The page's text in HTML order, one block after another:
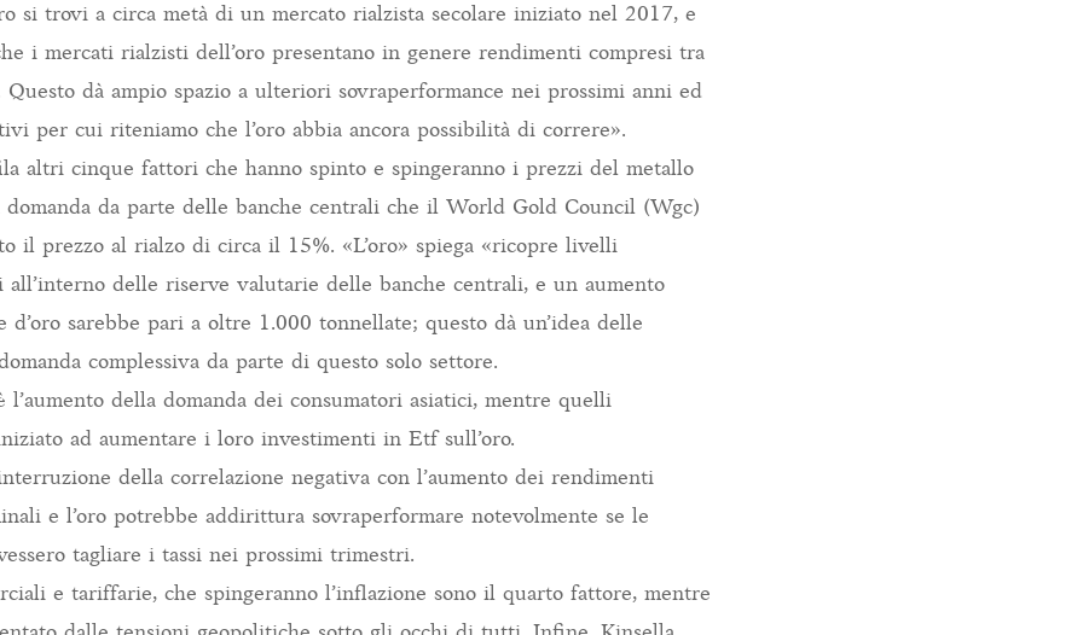
si trovi a circa metà di un mercato rialzista secolare iniziato nel 2017, e
i mercati rialzisti dell’oro presentano in genere rendimenti compresi tra
dà ampio spazio a ulteriori sovraperformance nei prossimi anni ed
per cui riteniamo che l’oro abbia ancora possibilità di correre».
altri cinque fattori che hanno spinto e spingeranno i prezzi del metallo
da parte delle banche centrali che il World Gold Council (Wgc)
il prezzo al rialzo di circa il 15%. «L’oro» spiega «ricopre livelli
all’interno delle riserve valutarie delle banche centrali, e un aumento
d’oro sarebbe pari a oltre 1.000 tonnellate; questo dà un’idea delle
complessiva da parte di questo solo settore.
l’aumento della domanda dei consumatori asiatici, mentre quelli
ad aumentare i loro investimenti in Etf sull’oro.
della correlazione negativa con l’aumento dei rendimenti
e l’oro potrebbe addirittura sovraperformare notevolmente se le
tagliare i tassi nei prossimi trimestri.
e tariffarie, che spingeranno l’inflazione sono il quarto fattore, mentre